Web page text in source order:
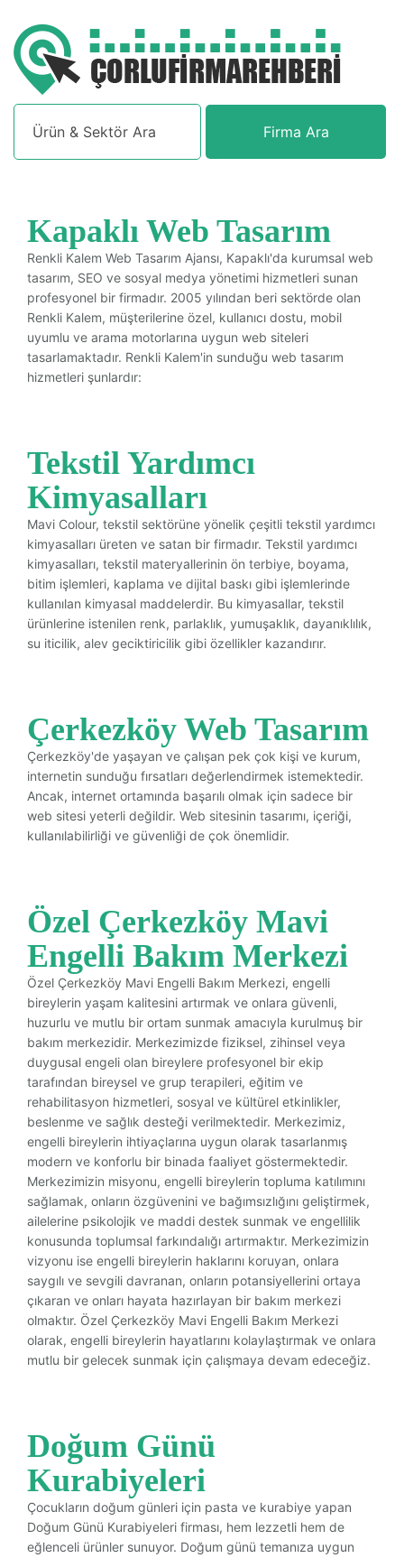
Firma Ara
Kapaklı Web Tasarım
Renkli Kalem Web Tasarım Ajansı, Kapaklı'da kurumsal web
tasarım, SEO ve sosyal medya yönetimi hizmetleri sunan
profesyonel bir firmadır. 2005 yılından beri sektörde olan
Renkli Kalem, müşterilerine özel, kullanıcı dostu, mobil
uyumlu ve arama motorlarına uygun web siteleri
tasarlamaktadır. Renkli Kalem'in sunduğu web tasarım
hizmetleri şunlardır:
Tekstil Yardımcı
Kimyasalları
Mavi Colour, tekstil sektörüne yönelik çeşitli tekstil yardımcı
kimyasalları üreten ve satan bir firmadır. Tekstil yardımcı
kimyasalları, tekstil materyallerinin ön terbiye, boyama,
bitim işlemleri, kaplama ve dijital baskı gibi işlemlerinde
kullanılan kimyasal maddelerdir. Bu kimyasallar, tekstil
ürünlerine istenilen renk, parlaklık, yumuşaklık, dayanıklılık,
su iticilik, alev geciktiricilik gibi özellikler kazandırır.
Çerkezköy Web Tasarım
Çerkezköy'de yaşayan ve çalışan pek çok kişi ve kurum,
internetin sunduğu fırsatları değerlendirmek istemektedir.
Ancak, internet ortamında başarılı olmak için sadece bir
web sitesi yeterli değildir. Web sitesinin tasarımı, içeriği,
kullanılabilirliği ve güvenliği de çok önemlidir.
Özel Çerkezköy Mavi
Engelli Bakım Merkezi
Özel Çerkezköy Mavi Engelli Bakım Merkezi, engelli
bireylerin yaşam kalitesini artırmak ve onlara güvenli,
huzurlu ve mutlu bir ortam sunmak amacıyla kurulmuş bir
bakım merkezidir. Merkezimizde fiziksel, zihinsel veya
duygusal engeli olan bireylere profesyonel bir ekip
tarafından bireysel ve grup terapileri, eğitim ve
rehabilitasyon hizmetleri, sosyal ve kültürel etkinlikler,
beslenme ve sağlık desteği verilmektedir. Merkezimiz,
engelli bireylerin ihtiyaçlarına uygun olarak tasarlanmış
modern ve konforlu bir binada faaliyet göstermektedir.
Merkezimizin misyonu, engelli bireylerin topluma katılımını
sağlamak, onların özgüvenini ve bağımsızlığını geliştirmek,
ailelerine psikolojik ve maddi destek sunmak ve engellilik
konusunda toplumsal farkındalığı artırmaktır. Merkezimizin
vizyonu ise engelli bireylerin haklarını koruyan, onlara
saygılı ve sevgili davranan, onların potansiyellerini ortaya
çıkaran ve onları hayata hazırlayan bir bakım merkezi
olmaktır. Özel Çerkezköy Mavi Engelli Bakım Merkezi
olarak, engelli bireylerin hayatlarını kolaylaştırmak ve onlara
mutlu bir gelecek sunmak için çalışmaya devam edeceğiz.
Doğum Günü
Kurabiyeleri
Çocukların doğum günleri için pasta ve kurabiye yapan
Doğum Günü Kurabiyeleri firması, hem lezzetli hem de
eğlenceli ürünler sunuyor. Doğum günü temanıza uygun